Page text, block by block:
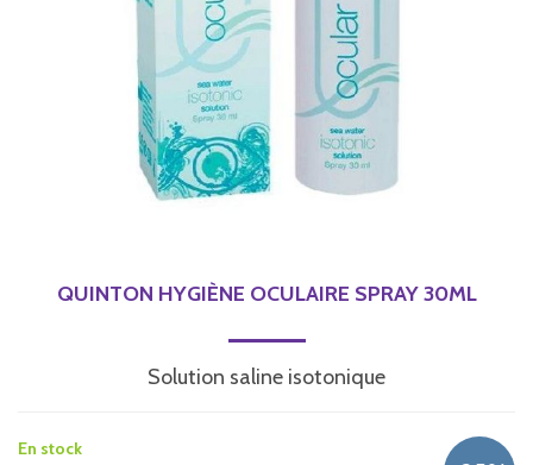
QUINTON HYGIÈNE OCULAIRE SPRAY 30ML
Solution saline isotonique
En stock